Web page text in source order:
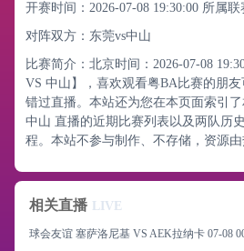
开赛时间：2026-07-08 19:30:00 所属联
对阵双方：东莞vs中山
比赛简介：北京时间：2026-07-08
VS 中山】，喜欢观看粤BA比赛的朋
错过直播。本站还为您在本页面索引了
中山 直播的近期比赛列表以及两队历
程。本站不参与制作、不存储，资源由
相关直播 LIVE
球会友谊 塞萨洛尼基 VS AEK拉纳卡 07-08